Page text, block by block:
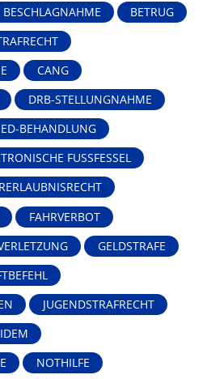
BESCHLAGNAHME BETRUG
CANG
DRB-STELLUNGNAHME
ED-BEHANDLUNG
FUSSFESSEL
FAHRVERBOT
GELDSTRAFE
JUGENDSTRAFRECHT
NOTHILFE